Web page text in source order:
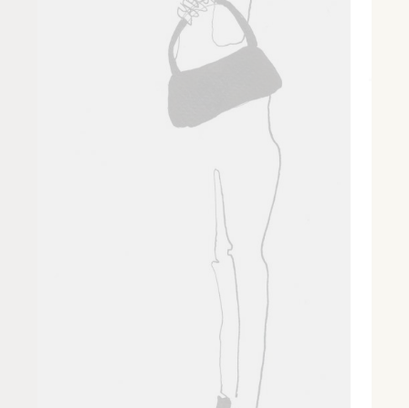
Nous utilisons des cookies pour assurer le bon
fonctionnement et la sécurité de notre site
internet, et pour vous offrir la meilleure
expérience de navigation possible.